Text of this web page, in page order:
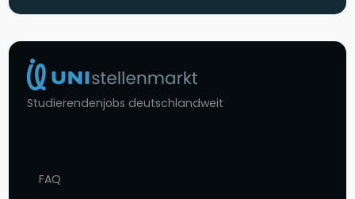
Studierendenjobs deutschlandweit
FAQ